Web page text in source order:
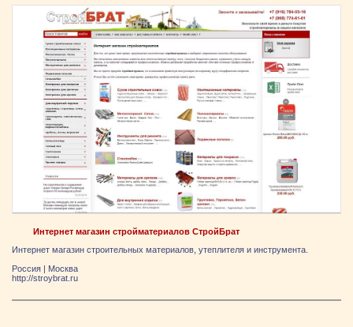
Интернет магазин стройматериалов СтройБрат
Интернет магазин строительных материалов, утеплителя и инструмента.
Россия | Москва
http://stroybrat.ru